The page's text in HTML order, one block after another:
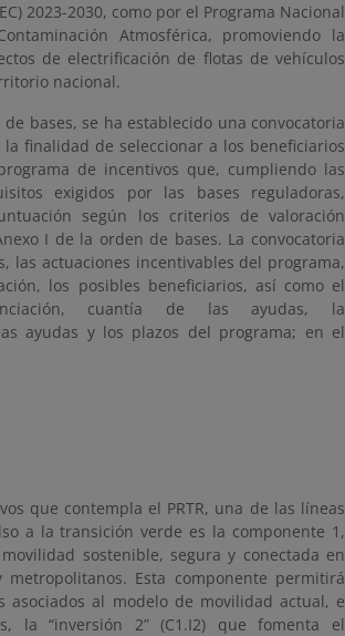
2023-2030, como por el Programa Nacional
Atmosférica, promoviendo la
de electrificación de flotas de vehículos
nacional.
bases, se ha establecido una convocatoria
finalidad de seleccionar a los beneficiarios
de incentivos que, cumpliendo las
exigidos por las bases reguladoras,
según los criterios de valoración
I de la orden de bases. La convocatoria
las actuaciones incentivables del programa,
los posibles beneficiarios, así como el
cuantía de las ayudas, la
ayudas y los plazos del programa; en el
que contempla el PRTR, una de las líneas
a la transición verde es la componente 1,
sostenible, segura y conectada en
Esta componente permitirá
asociados al modelo de movilidad actual, e
la “inversión 2” (C1.I2) que fomenta el